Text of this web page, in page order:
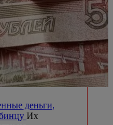
деньги,
Их